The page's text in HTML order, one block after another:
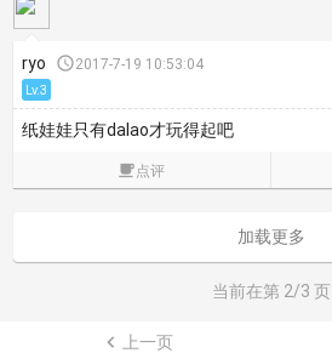
ryo 2017-7-19 10:53:04
Lv.3
纸娃娃只有dalao才玩得起吧
点评
加载更多
当前在第 2/3 页
 上一页